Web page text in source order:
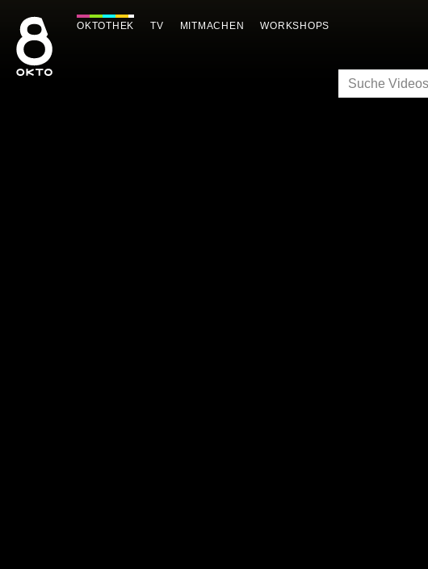
Inhalt
springen
OKTOTHEK TV MITMACHEN WORKSHOPS
SUCHE